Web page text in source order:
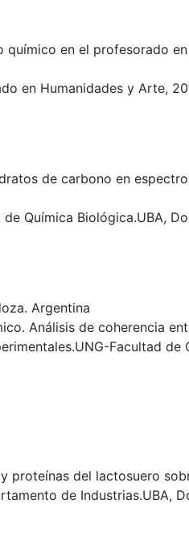
en el profesorado
en Humanidades y Arte,
de carbono en
Química Biológica.UBA,
Argentina
Análisis de coherencia
Facultad
proteínas del lactosuero
de Industrias.UBA,